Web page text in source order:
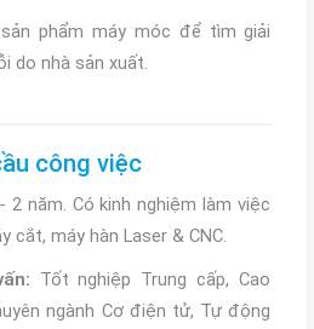
phẩm máy móc để tìm giải
do nhà sản xuất.
công việc
2 năm. Có kinh nghiệm làm việc
cắt, máy hàn Laser & CNC.
Tốt nghiệp Trung cấp, Cao
ngành Cơ điện tử, Tự động